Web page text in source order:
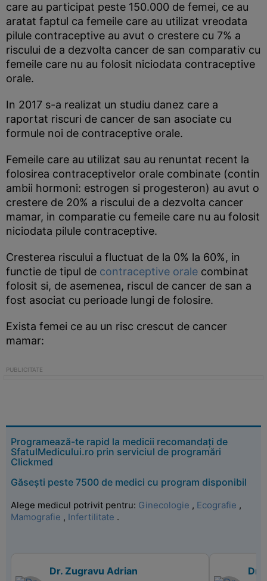
care au participat peste 150.000 de femei, ce au
aratat faptul ca femeile care au utilizat vreodata
pilule contraceptive au avut o crestere cu 7% a
riscului de a dezvolta cancer de san comparativ cu
femeile care nu au folosit niciodata contraceptive
orale.
In 2017 s-a realizat un studiu danez care a
raportat riscuri de cancer de san asociate cu
formule noi de contraceptive orale.
Femeile care au utilizat sau au renuntat recent la
folosirea contraceptivelor orale combinate (contin
ambii hormoni: estrogen si progesteron) au avut o
crestere de 20% a riscului de a dezvolta cancer
mamar, in comparatie cu femeile care nu au folosit
niciodata pilule contraceptive.
Cresterea riscului a fluctuat de la 0% la 60%, in
functie de tipul de contraceptive orale combinat
folosit si, de asemenea, riscul de cancer de san a
fost asociat cu perioade lungi de folosire.
Exista femei ce au un risc crescut de cancer
mamar:
Programează-te rapid la medicii recomandați de
SfatulMedicului.ro prin serviciul de programări
Clickmed
Găsești peste 7500 de medici cu program disponibil
Alege medicul potrivit pentru: Ginecologie , Ecografie ,
Mamografie , Infertilitate .
Dr. Zugravu Adrian Dr.